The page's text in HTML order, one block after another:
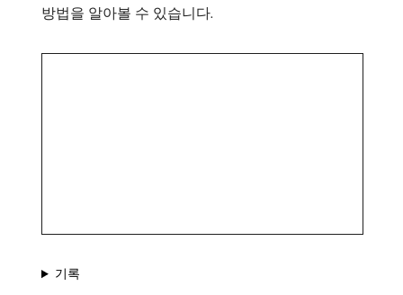
방법을 알아볼 수 있습니다.
기록